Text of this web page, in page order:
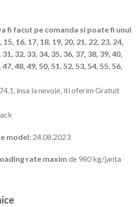
fi facut pe comanda si poate fi unul
16, 17, 18, 19, 20, 21, 22, 23, 24,
32, 33, 34, 35, 36, 37, 38, 39, 40,
48, 49, 50, 51, 52, 53, 54, 55, 56,
74.1, insa la nevoie, iti oferim Gratuit
model: 24.08.2023
rate maxim de 980 kg/janta